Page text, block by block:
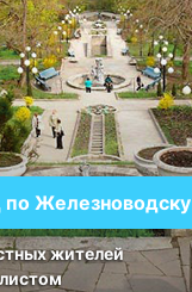
по Железноводску
жителей